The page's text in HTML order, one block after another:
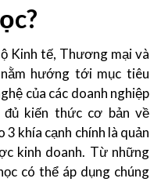
Kinh tế, Thương mại và
hướng tới mục tiêu
của các doanh nghiệp
kiến thức cơ bản về
khía cạnh chính là quản
kinh doanh. Từ những
có thể áp dụng chúng